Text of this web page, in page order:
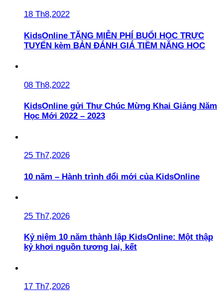
18 Th8,2022
KidsOnline TẶNG MIỄN PHÍ BUỔI HỌC TRỰC
TUYẾN kèm BẢN ĐÁNH GIÁ TIỀM NĂNG HỌC
08 Th8,2022
KidsOnline gửi Thư Chúc Mừng Khai Giảng Năm
Học Mới 2022 – 2023
25 Th7,2026
10 năm – Hành trình đổi mới của KidsOnline
25 Th7,2026
Kỷ niệm 10 năm thành lập KidsOnline: Một thập
kỷ khơi nguồn tương lai, kết
17 Th7,2026